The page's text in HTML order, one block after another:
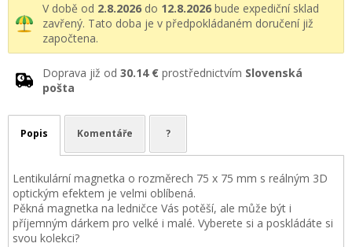
V době od 2.8.2026 do 12.8.2026 bude expediční sklad
zavřený. Tato doba je v předpokládaném doručení již
započtena.
Doprava již od 30.14 € prostřednictvím Slovenská
pošta
Popis Komentáře ?
Lentikulární magnetka o rozměrech 75 x 75 mm s reálným 3D
optickým efektem je velmi oblíbená.
Pěkná magnetka na ledničce Vás potěší, ale může být i
příjemným dárkem pro velké i malé. Vyberete si a poskládáte si
svou kolekci?